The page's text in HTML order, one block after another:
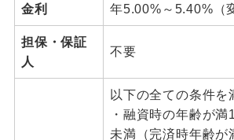
金利 年5.00%～5.40%（
担保・保証
人
不要
以下の全ての条件を
・融資時の年齢が
未満（完済時年齢が